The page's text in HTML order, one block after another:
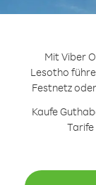
Mit Viber
Lesotho
Festnetz
Kaufe